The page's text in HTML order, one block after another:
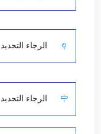
الرجاء التحديد
الرجاء التحديد